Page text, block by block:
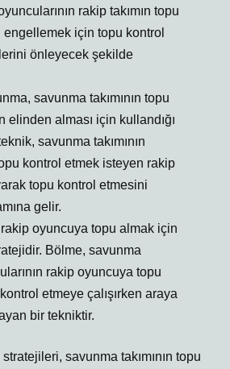
rakip takımın topu
engellemek için topu kontrol
önleyecek şekilde
savunma takımının topu
elinden alması için kullandığı
savunma takımının
kontrol etmek isteyen rakip
topu kontrol etmesini
gelir.
oyuncuya topu almak için
Bölme, savunma
rakip oyuncuya topu
etmeye çalışırken araya
bir tekniktir.
savunma takımının topu